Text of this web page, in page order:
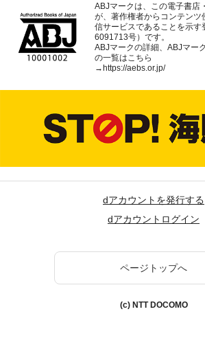
ABJマークは、この電子書店
が、著作権者からコンテン
信サービスであることを示す
6091713号）です。
ABJマークの詳細、ABJマー
の一覧はこちら
→https://aebs.or.jp/
dアカウントを発行する
dアカウントログイン
ページトップへ
(c) NTT DOCOMO